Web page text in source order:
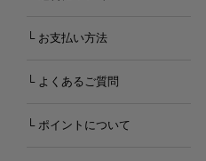
└ お支払い方法
└ よくあるご質問
└ ポイントについて